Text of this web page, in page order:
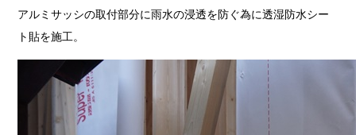
アルミサッシの取付部分に雨水の浸透を防ぐ為に透湿防水シー
ト貼を施工。